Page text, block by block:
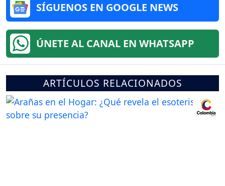
SÍGUENOS EN GOOGLE NEWS
ÚNETE AL CANAL EN WHATSAPP
ARTÍCULOS RELACIONADOS